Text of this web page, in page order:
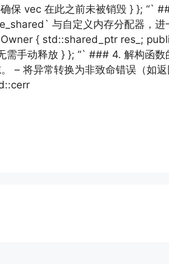
保 vec 在此之前未被销毁 } }; “`
与自定义内存分配器，进
{ std::shared_ptr res_;
手动释放 } }; “` ### 4. 解构函数
– 将异常转换为非致命错误（如